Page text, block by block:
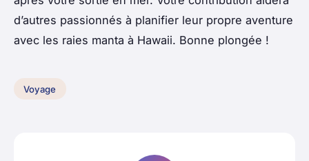
d’autres passionnés à planifier leur propre aventure
avec les raies manta à Hawaii. Bonne plongée !
Voyage